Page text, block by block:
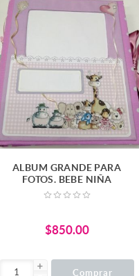
ALBUM GRANDE PARA
FOTOS. BEBE NIÑA
$850.00
Comprar